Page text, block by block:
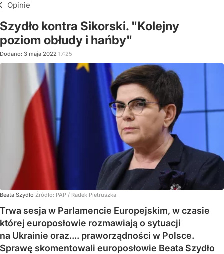
Opinie
Szydło kontra Sikorski. "Kolejny
poziom obłudy i hańby"
Dodano: 3 maja 2022 17:25
Beata Szydło Źródło: PAP / Radek Pietruszka
Trwa sesja w Parlamencie Europejskim, w czasie
której europosłowie rozmawiają o sytuacji
na Ukrainie oraz.... praworządności w Polsce.
Sprawę skomentowali europosłowie Beata Szydło